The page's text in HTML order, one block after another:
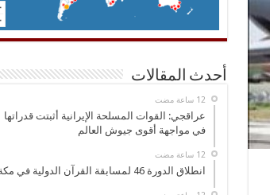
أحدث المقالات
عراقجي: القوات المسلحة الإيرانية أثبتت قدراتها
في مواجهة أقوى جيوش العالم
انطلاق الدورة 46 لمسابقة القرآن الدولية في مكة